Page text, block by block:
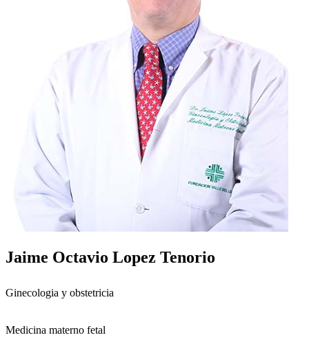
Jaime Octavio Lopez Tenorio
Ginecologia y obstetricia
Medicina materno fetal